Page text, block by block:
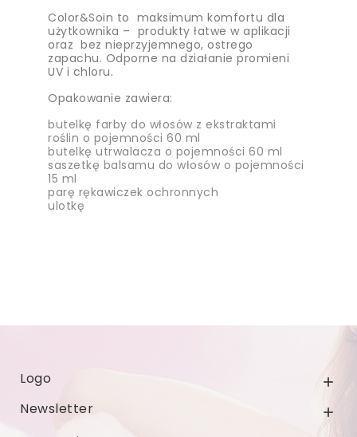
Color&Soin to maksimum komfortu dla
użytkownika – produkty łatwe w aplikacji
oraz bez nieprzyjemnego, ostrego
zapachu. Odporne na działanie promieni
UV i chloru.
Opakowanie zawiera:
butelkę farby do włosów z ekstraktami
roślin o pojemności 60 ml
butelkę utrwalacza o pojemności 60 ml
saszetkę balsamu do włosów o pojemności
15 ml
parę rękawiczek ochronnych
ulotkę
Logo 
Newsletter 